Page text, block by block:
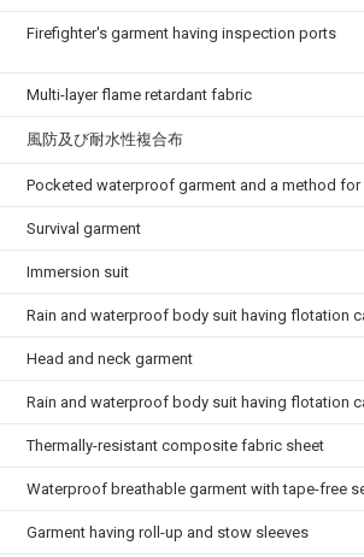
Firefighter's garment having inspection ports
Multi-layer flame retardant fabric
風防及び耐水性複合布
Pocketed waterproof garment and a method
Survival garment
Immersion suit
Rain and waterproof body suit having flotation
Head and neck garment
Rain and waterproof body suit having flotation
Thermally-resistant composite fabric sheet
Waterproof breathable garment with tape-free
Garment having roll-up and stow sleeves